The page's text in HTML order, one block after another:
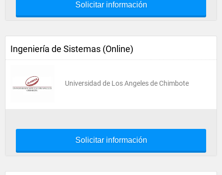
Solicitar información
Ingeniería de Sistemas (Online)
Universidad de Los Angeles de Chimbote
Solicitar información